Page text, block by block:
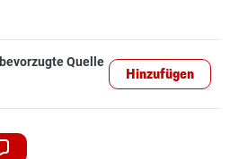
bevorzugte Quelle
Hinzufügen